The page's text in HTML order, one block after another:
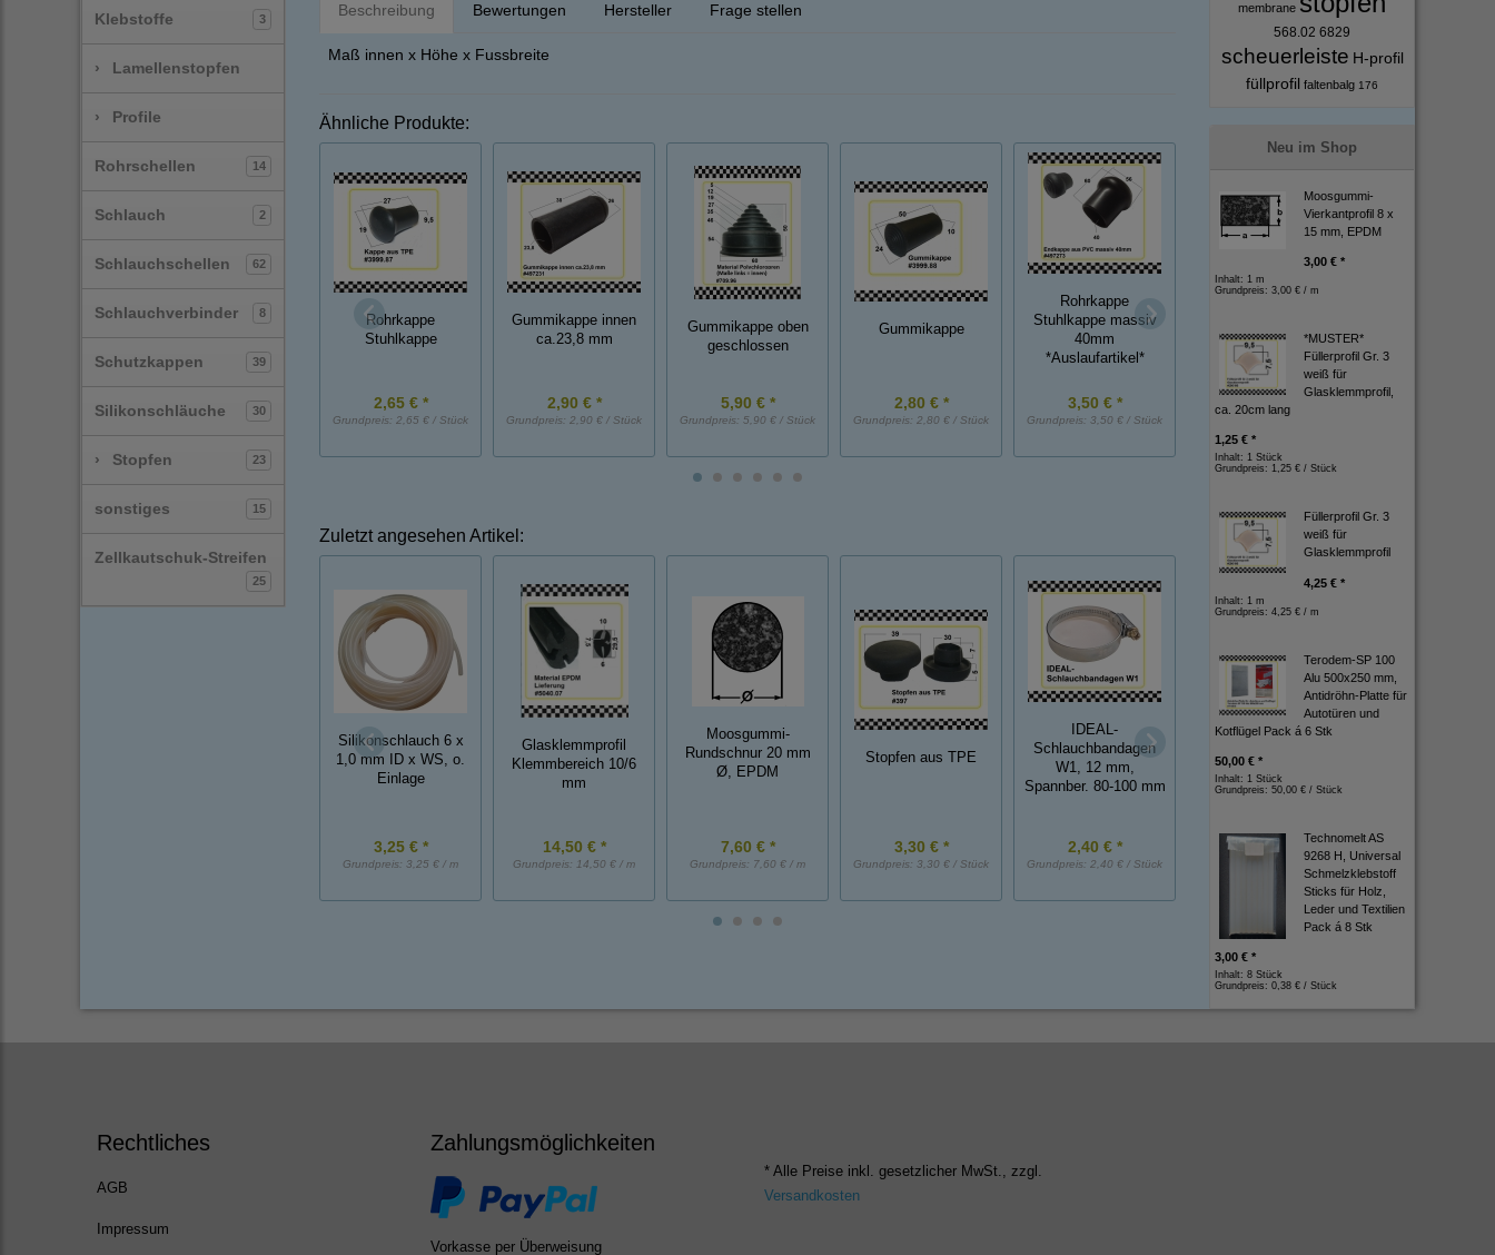
Klebstoffe 3
› Lamellenstopfen
› Profile
Rohrschellen 14
Schlauch 2
Schlauchschellen 62
Schlauchverbinder 8
Schutzkappen 39
Silikonschläuche 30
› Stopfen 23
sonstiges 15
Zellkautschuk-Streifen
25
Beschreibung Bewertungen Hersteller Frage stellen
Maß innen x Höhe x Fussbreite
Ähnliche Produkte:
Rohrkappe
Stuhlkappe
2,65 € *
Grundpreis: 2,65 € / Stück
Gummikappe innen
ca.23,8 mm
2,90 € *
Grundpreis: 2,90 € / Stück
Gummikappe oben
geschlossen
5,90 € *
Grundpreis: 5,90 € / Stück
Gummikappe
2,80 € *
Grundpreis: 2,80 € / Stück
Rohrkappe
Stuhlkappe massiv
40mm
*Auslaufartikel*
3,50 € *
Grundpreis: 3,50 € / Stück
geschlossen
5,20 € *
Zuletzt angesehen Artikel:
Silikonschlauch 6 x
1,0 mm ID x WS, o.
Einlage
3,25 € *
Grundpreis: 3,25 € / m
Glasklemmprofil
Klemmbereich 10/6
mm
14,50 € *
Grundpreis: 14,50 € / m
Moosgummi-
Rundschnur 20 mm
Ø, EPDM
7,60 € *
Grundpreis: 7,60 € / m
Stopfen aus TPE
3,30 € *
Grundpreis: 3,30 € / Stück
IDEAL-
Schlauchbandagen
W1, 12 mm,
Spannber. 80-100 mm
2,40 € *
Grundpreis: 2,40 € / Stück
Vierkant-
60x60 mm schwarz
1,50 € *
membrane
568.02 6829
scheuerleiste H-profil
füllprofil faltenbalg 176
Neu im Shop
Moosgummi-
Vierkantprofil 8 x
15 mm, EPDM
3,00 € *
Inhalt: 1 m
Grundpreis: 3,00 € / m
*MUSTER*
Füllerprofil Gr. 3
weiß für
Glasklemmprofil,
ca. 20cm lang
1,25 € *
Inhalt: 1 Stück
Grundpreis: 1,25 € / Stück
Füllerprofil Gr. 3
weiß für
Glasklemmprofil
4,25 € *
Inhalt: 1 m
Grundpreis: 4,25 € / m
Terodem-SP 100
Alu 500x250 mm,
Antidröhn-Platte für
Autotüren und
Kotflügel Pack á 6 Stk
50,00 € *
Inhalt: 1 Stück
Grundpreis: 50,00 € / Stück
Technomelt AS
9268 H, Universal
Schmelzklebstoff
Sticks für Holz,
Leder und Textilien
Pack á 8 Stk
3,00 € *
Inhalt: 8 Stück
Grundpreis: 0,38 € / Stück
Rechtliches
AGB
Impressum
Zahlungsmöglichkeiten
Vorkasse per Überweisung
* Alle Preise inkl. gesetzlicher MwSt., zzgl.
Versandkosten